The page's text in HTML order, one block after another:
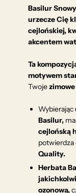
Basilur
urzecze Cię
cejlońskiej,
akcentem
Ta
motywem
Twoje
Wybierając
Basilur,
cejlońską
Quality.
Herbata
ozonową,